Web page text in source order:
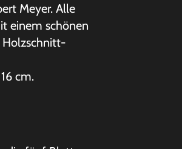
Meyer. Alle
einem schönen
Holzschnitt-
cm.